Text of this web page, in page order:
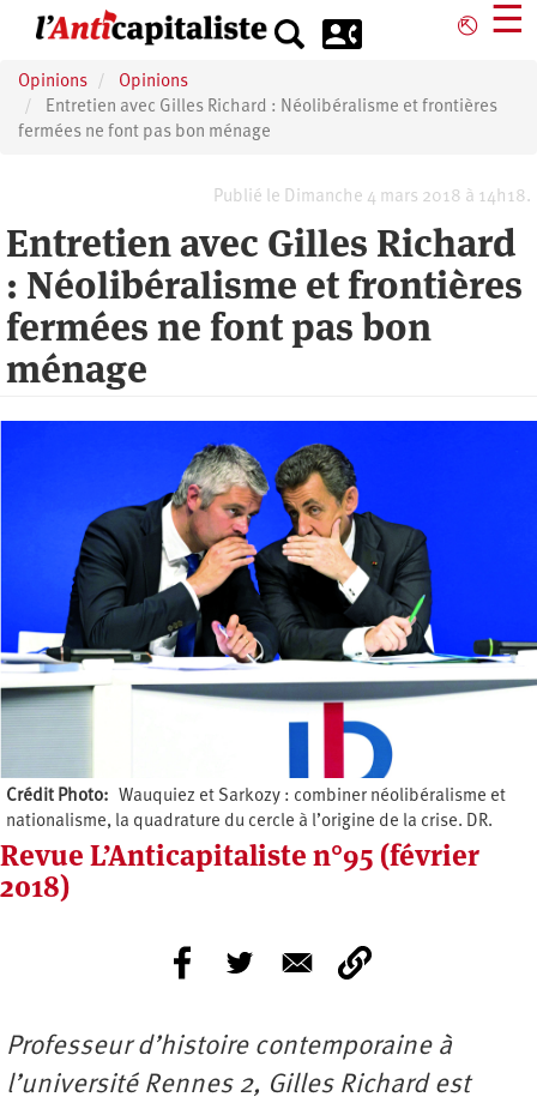
principal
⎋ ☰
Opinions
Opinions
Entretien avec Gilles Richard : Néolibéralisme et frontières
fermées ne font pas bon ménage
Publié le Dimanche 4 mars 2018 à 14h18.
Entretien avec Gilles Richard
: Néolibéralisme et frontières
fermées ne font pas bon
ménage
Crédit Photo
Wauquiez et Sarkozy : combiner néolibéralisme et
nationalisme, la quadrature du cercle à l’origine de la crise. DR.
Revue L’Anticapitaliste n°95 (février
2018)
Professeur d’histoire contemporaine à
l’université Rennes 2, Gilles Richard est